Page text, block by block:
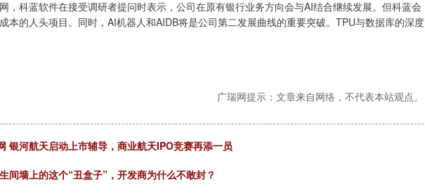
，科蓝软件在接受调研者提问时表示，公司在原有银行业务方向会与AI结合继续发展。但科蓝会
本的人头项目。同时，AI机器人和AIDB将是公司第二发展曲线的重要突破。TPU与数据库的深度
广瑞网提示：文章来自网络，不代表本站观点。
银河航天启动上市辅导，商业航天IPO竞赛再添一员
间墙上的这个“丑盒子”，开发商为什么不敢封？